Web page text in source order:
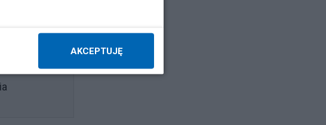
AKCEPTUJĘ